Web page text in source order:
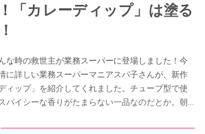
「カレーディップ」は塗る
な時の救世主が業務スーパーに登場しました！今
に詳しい業務スーパーマニアスパ子さんが、新作
ィップ」を紹介してくれました。チューブ型で使
パイシーな香りがたまらない一品なのだとか。朝
します！